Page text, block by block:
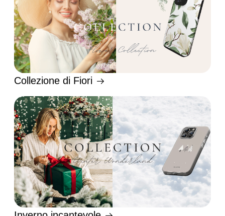
Collezione di Fiori